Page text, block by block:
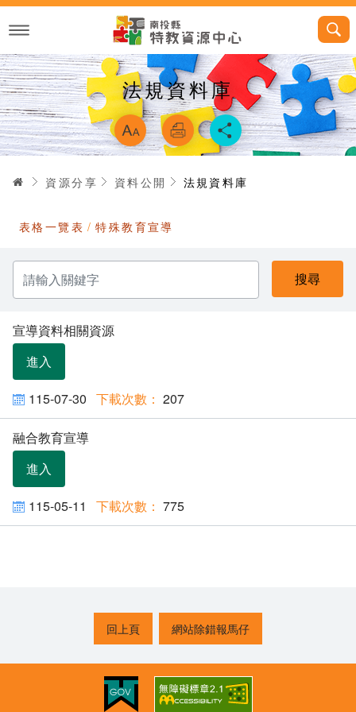
跳
主
內
容
法規資料庫 略過字型切換
首頁資源分享 資料公開 法規資料庫
表格一覽表 特殊教育宣導
請
輸
入
關
字
宣導資料相關資源
進入
115-07-30 207
融合教育宣導
進入
115-05-11 775
回上頁 網站除錯報馬仔